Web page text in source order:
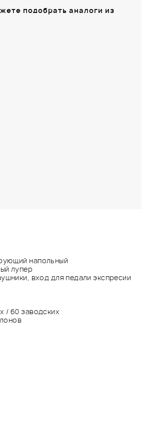
напольный
лупер
вход для педали экспресии
/ 60 заводских
подобрать аналоги из